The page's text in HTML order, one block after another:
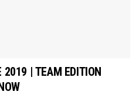
2019 | TEAM EDITION